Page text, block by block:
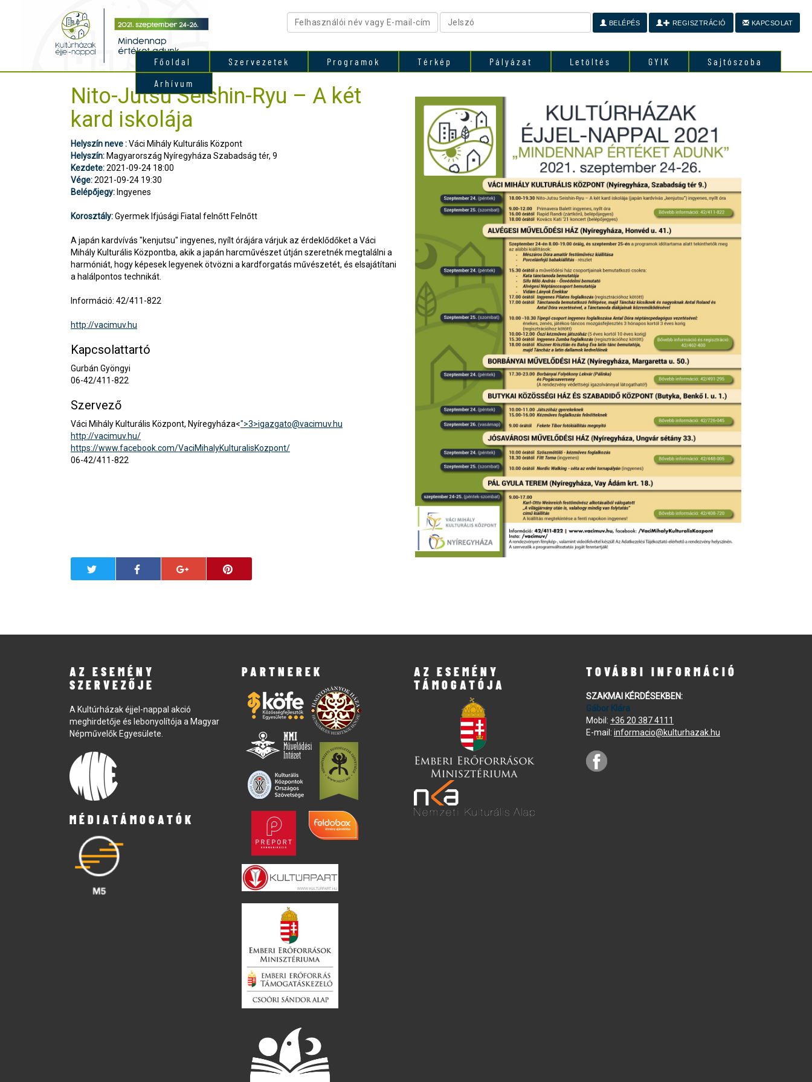
Főoldal Szervezetek Programok Térkép Pályázat Letöltés GYIK
Sajtószoba
Arhívum
BELÉPÉS REGISZTRÁCIÓ KAPCSOLAT
Nito-Jutsu Seishin-Ryu – A két
kard iskolája
Helyszín neve :Váci Mihály Kulturális Központ
Helyszín: Magyarország Nyíregyháza Szabadság tér, 9
Kezdete:2021-09-24 18:00
Vége:2021-09-24 19:30
Belépőjegy: Ingyenes
Korosztály:Gyermek Ifjúsági Fiatal felnőtt Felnőtt
A japán kardvívás "kenjutsu" ingyenes, nyílt órájára várjuk az érdeklődőket a Váci
Mihály Kulturális Központba, akik a japán harcművészet útján szeretnék megtalálni a
harmóniát, hogy képesek legyenek ötvözni a kardforgatás művészetét, és elsajátítani
a halálpontos technikát.
Információ: 42/411-822
http://vacimuv.hu
Kapcsolattartó
Gurbán Gyöngyi
06-42/411-822
Szervező
Váci Mihály Kulturális Központ, Nyíregyháza<">3>igazgato@vacimuv.hu
http://vacimuv.hu/
https://www.facebook.com/VaciMihalyKulturalisKozpont/
06-42/411-822
AZ ESEMÉNY
SZERVEZŐJE
A Kultúrházak éjjel-nappal akció
meghirdetője és lebonyolítója a Magyar
Népművelők Egyesülete.
MÉDIATÁMOGATÓK
PARTNEREK
AZ ESEMÉNY
TÁMOGATÓJA
TOVÁBBI INFORMÁCIÓ
SZAKMAI KÉRDÉSEKBEN:
Gábor Klára
Mobil: +36 20 387 4111
E-mail: informacio@kulturhazak.hu